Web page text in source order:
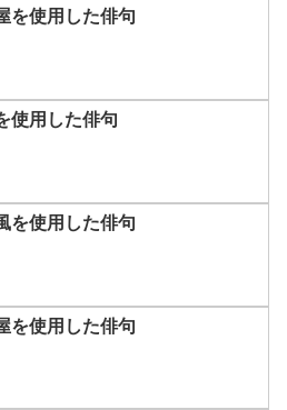
を使用した俳句
使用した俳句
を使用した俳句
を使用した俳句